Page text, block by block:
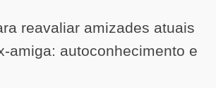
reavaliar amizades atuais
amiga: autoconhecimento e